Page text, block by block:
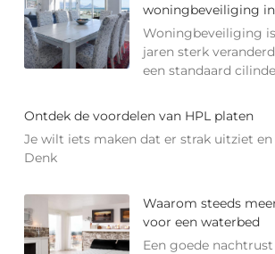
woningbeveiliging
Woningbeveiliging
jaren sterk
een standaard
Ontdek de voordelen van HPL platen
Je wilt iets maken dat er strak uitziet
Denk
Waarom steeds
voor een waterbed
Een goede